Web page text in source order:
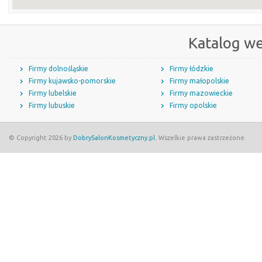
Katalog
Firmy dolnośląskie
Firmy kujawsko-pomorskie
Firmy lubelskie
Firmy lubuskie
Firmy łódzkie
Firmy małopolskie
Firmy mazowieckie
Firmy opolskie
© Copyright 2026 by DobrySalonKosmetyczny.pl . Wszelkie prawa zastrzeżone.